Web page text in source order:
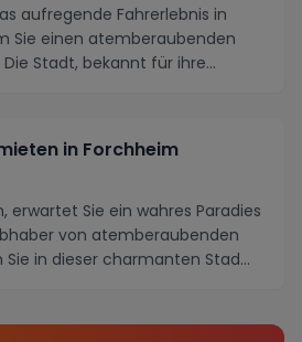
aufregende Fahrerlebnis in
Sie einen atemberaubenden
Stadt, bekannt für ihre
in Forchheim
erwartet Sie ein wahres Paradies
von atemberaubenden
in dieser charmanten Stad...